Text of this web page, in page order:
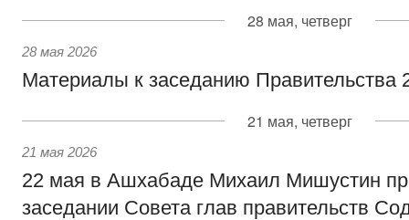
28 мая, четверг
28 мая 2026
Материалы к заседанию Правительства
21 мая, четверг
21 мая 2026
22 мая в Ашхабаде Михаил Мишустин
заседании Совета глав правительств